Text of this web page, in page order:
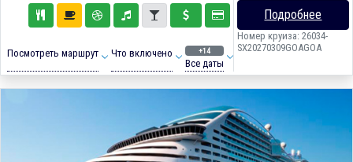
Посмотреть маршрут Что включено +14
Все даты
Подробнее
Номер круиза: 26034-
SX20270309GOAGOA